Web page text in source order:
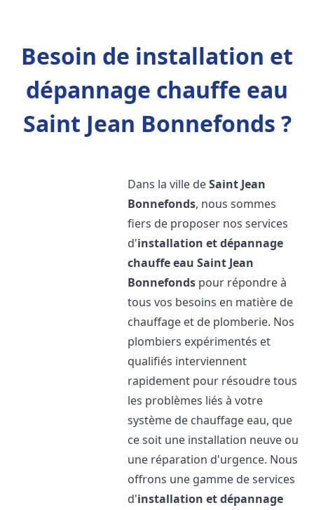
Besoin de installation et
dépannage chauffe eau
Saint Jean Bonnefonds ?
Dans la ville deSaint Jean
Bonnefonds, nous sommes
fiers de proposer nos services
d'installation et dépannage
chauffe eau Saint Jean
Bonnefonds pour répondre à
tous vos besoins en matière de
chauffage et de plomberie. Nos
plombiers expérimentés et
qualifiés interviennent
rapidement pour résoudre tous
les problèmes liés à votre
système de chauffage eau, que
ce soit une installation neuve ou
une réparation d'urgence. Nous
offrons une gamme de services
d'installation et dépannage